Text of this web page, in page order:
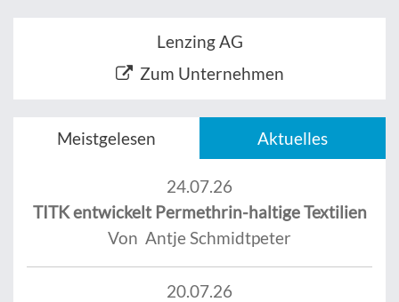
Lenzing AG
Zum Unternehmen
Meistgelesen Aktuelles
24.07.26
TITK entwickelt Permethrin-haltige Textilien
Von Antje Schmidtpeter
20.07.26